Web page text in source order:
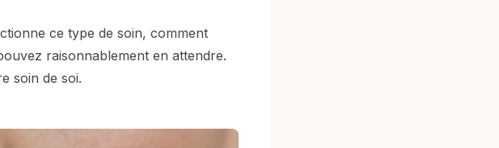
ce type de soin, comment
raisonnablement en attendre.
soin de soi.